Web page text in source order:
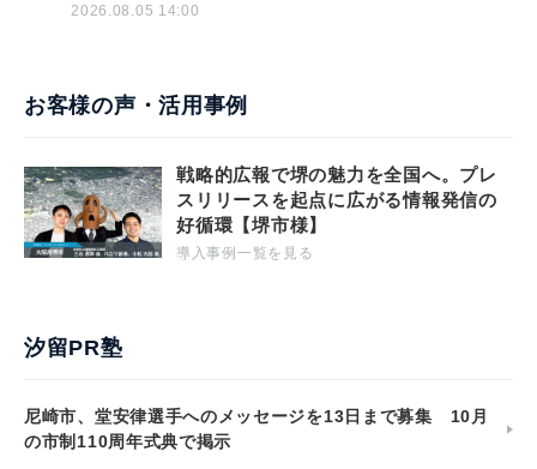
2026.08.05 14:00
お客様の声・活用事例
戦略的広報で堺の魅力を全国へ。プレ
スリリースを起点に広がる情報発信の
好循環【堺市様】
導入事例一覧を見る
汐留PR塾
尼崎市、堂安律選手へのメッセージを13日まで募集 10月
の市制110周年式典で掲示